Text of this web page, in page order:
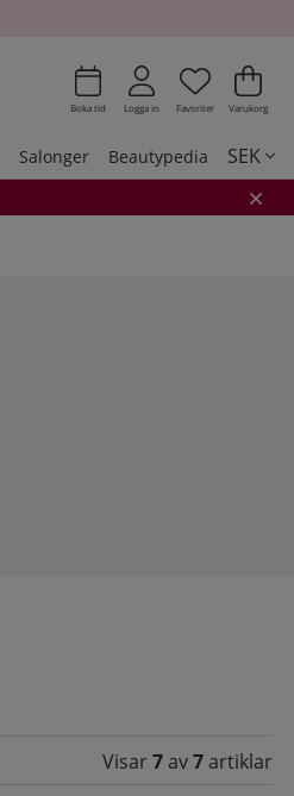
Boka tid Logga in Antal i
.
Favoriter .
Varukorg
Salonger Beautypedia SEK
Visar 7av7artiklar